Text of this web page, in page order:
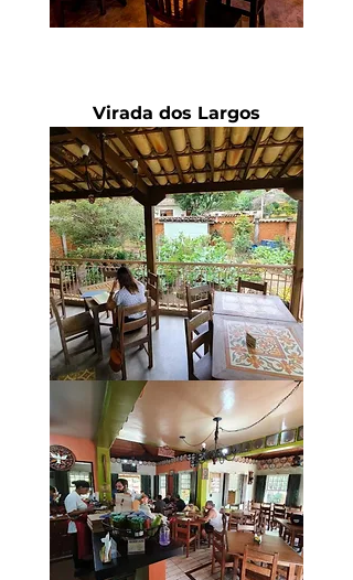
Virada dos Largos